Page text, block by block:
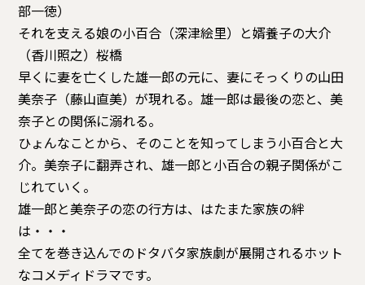
部一徳）
それを支える娘の小百合（深津絵里）と婿養子の大介
（香川照之）桜橋
早くに妻を亡くした雄一郎の元に、妻にそっくりの山田
美奈子（藤山直美）が現れる。雄一郎は最後の恋と、美
奈子との関係に溺れる。
ひょんなことから、そのことを知ってしまう小百合と大
介。美奈子に翻弄され、雄一郎と小百合の親子関係がこ
じれていく。
雄一郎と美奈子の恋の行方は、はたまた家族の絆
は・・・
全てを巻き込んでのドタバタ家族劇が展開されるホット
なコメディドラマです。